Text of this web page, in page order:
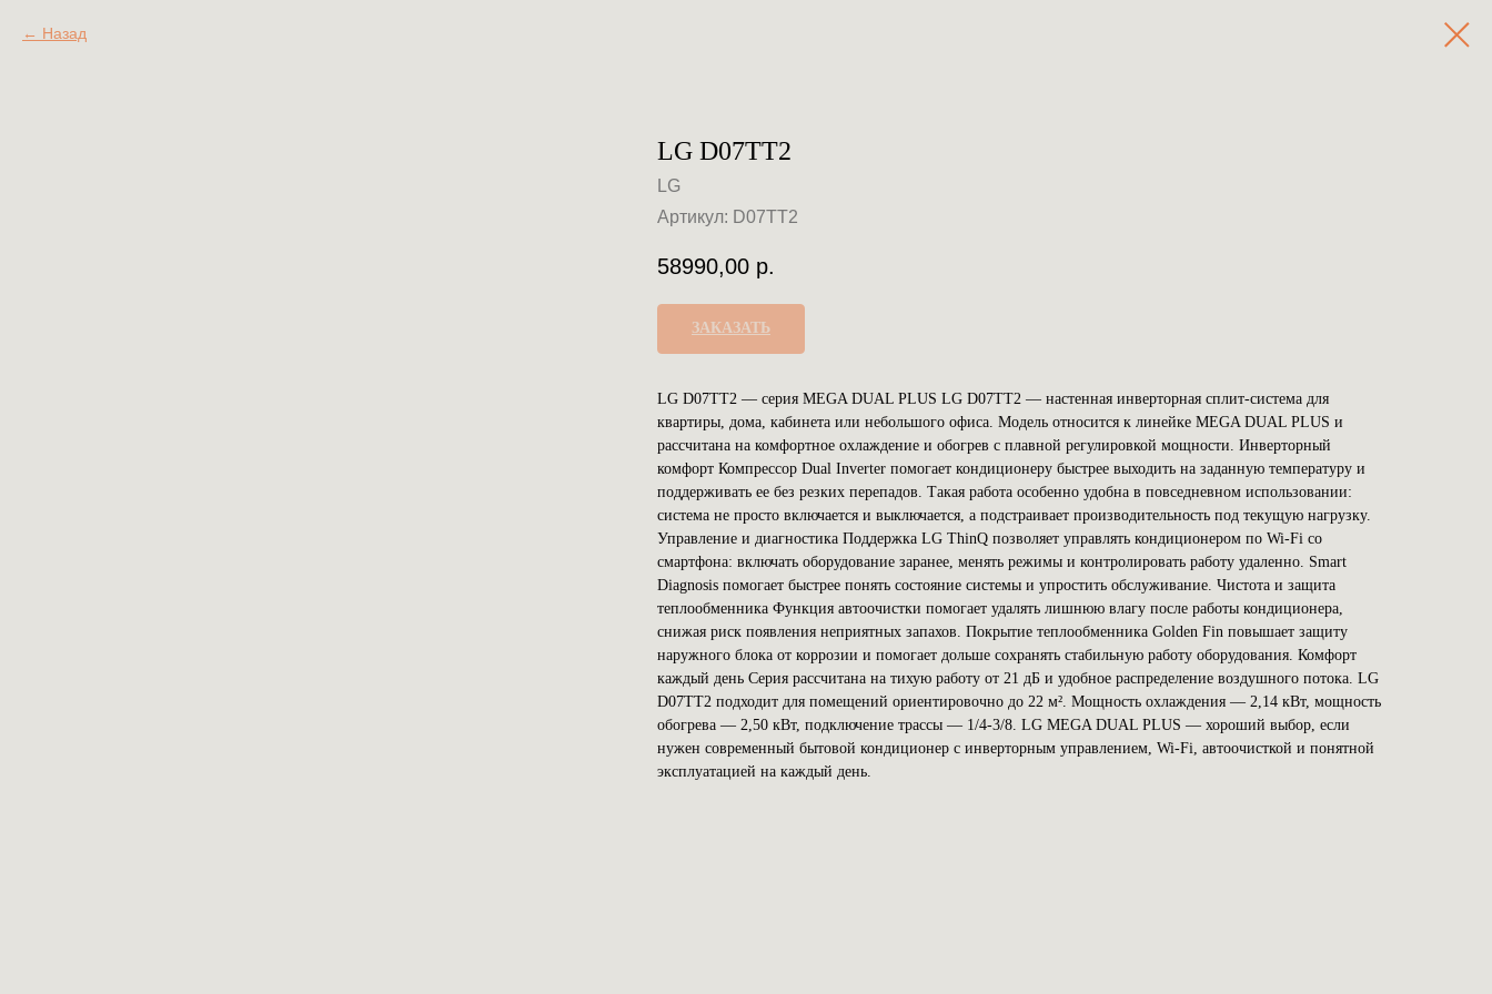
Назад
LG D07TT2
LG
Артикул: D07TT2
58990,00 р.
ЗАКАЗАТЬ
LG D07TT2 — серия MEGA DUAL PLUS LG D07TT2 — настенная инверторная сплит-система для
квартиры, дома, кабинета или небольшого офиса. Модель относится к линейке MEGA DUAL PLUS и
рассчитана на комфортное охлаждение и обогрев с плавной регулировкой мощности. Инверторный
комфорт Компрессор Dual Inverter помогает кондиционеру быстрее выходить на заданную температуру и
поддерживать ее без резких перепадов. Такая работа особенно удобна в повседневном использовании:
система не просто включается и выключается, а подстраивает производительность под текущую нагрузку.
Управление и диагностика Поддержка LG ThinQ позволяет управлять кондиционером по Wi-Fi со
смартфона: включать оборудование заранее, менять режимы и контролировать работу удаленно. Smart
Diagnosis помогает быстрее понять состояние системы и упростить обслуживание. Чистота и защита
теплообменника Функция автоочистки помогает удалять лишнюю влагу после работы кондиционера,
снижая риск появления неприятных запахов. Покрытие теплообменника Golden Fin повышает защиту
наружного блока от коррозии и помогает дольше сохранять стабильную работу оборудования. Комфорт
каждый день Серия рассчитана на тихую работу от 21 дБ и удобное распределение воздушного потока. LG
D07TT2 подходит для помещений ориентировочно до 22 м². Мощность охлаждения — 2,14 кВт, мощность
обогрева — 2,50 кВт, подключение трассы — 1/4-3/8. LG MEGA DUAL PLUS — хороший выбор, если
нужен современный бытовой кондиционер с инверторным управлением, Wi-Fi, автоочисткой и понятной
эксплуатацией на каждый день.